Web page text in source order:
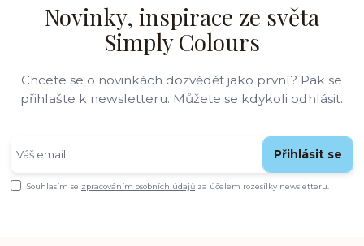
Novinky, inspirace ze světa
Simply Colours
Chcete se o novinkách dozvědět jako první? Pak se
přihlašte k newsletteru. Můžete se kdykoli odhlásit.
Přihlásit se
Souhlasím se zpracováním osobních údajů za účelem rozesílky newsletteru.